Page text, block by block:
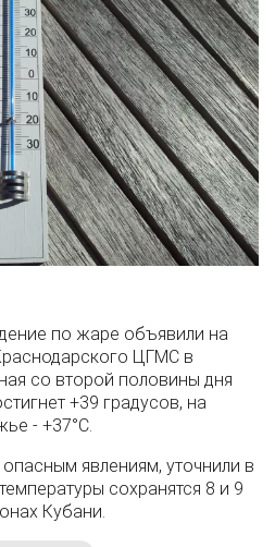
по жаре объявили на
ЦГМС в
со второй половины дня
+39 градусов, на
- +37°­С.
явлениям, уточнили в
сохранятся 8 и 9
Кубани.